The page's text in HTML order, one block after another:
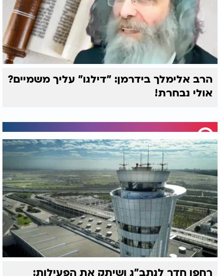
הרב אלימלך בידרמן: "דילגו" עליך משמיים?
אולי נבחרת!
רחפן חדר לנתב"ג ושיתק את הפעילות: